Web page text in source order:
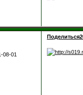
Поделиться
08-01